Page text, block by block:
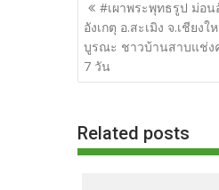
e
b
o
k
itt
er
d
di
เรื่อง
#เผาพระพุทธรูป ม่อ
อังเกตุ อ.สะเมิง จ.เชียง
บูรณะ ชาวบ้านสาบแช่ง
7 วัน
Related posts